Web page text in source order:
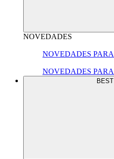
NOVEDADES
NOVEDADES
NOVEDADES